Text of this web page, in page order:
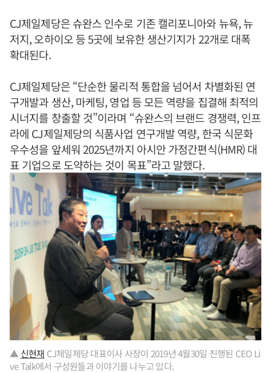
CJ제일제당은 슈완스 인수로 기존 캘리포니아와 뉴욕, 뉴
저지, 오하이오 등 5곳에 보유한 생산기지가 22개로 대폭
확대된다.
CJ제일제당은 “단순한 물리적 통합을 넘어서 차별화된 연
구개발과 생산, 마케팅, 영업 등 모든 역량을 집결해 최적의
시너지를 창출할 것”이라며 “슈완스의 브랜드 경쟁력, 인프
라에 CJ제일제당의 식품사업 연구개발 역량, 한국 식문화
우수성을 앞세워 2025년까지 아시안 가정간편식(HMR) 대
표 기업으로 도약하는 것이 목표”라고 말했다.
▲ 신현재 CJ제일제당 대표이사 사장이 2019년 4월30일 진행된 CEO Li
ve Talk에서 구성원들과 이야기를 나누고 있다.